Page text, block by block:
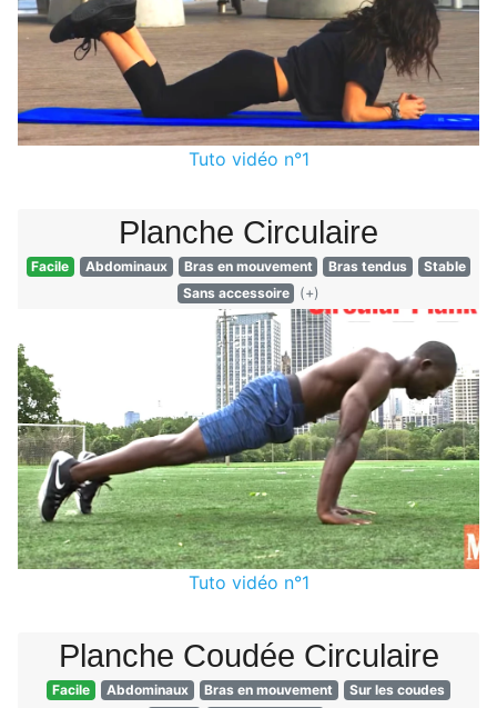
Tuto vidéo n°1
Planche Circulaire
Facile Abdominaux Bras en mouvement Bras tendus
Stable
Sans accessoire
(+)
Tuto vidéo n°1
Planche Coudée Circulaire
Facile Abdominaux Bras en mouvement
Sur les coudes